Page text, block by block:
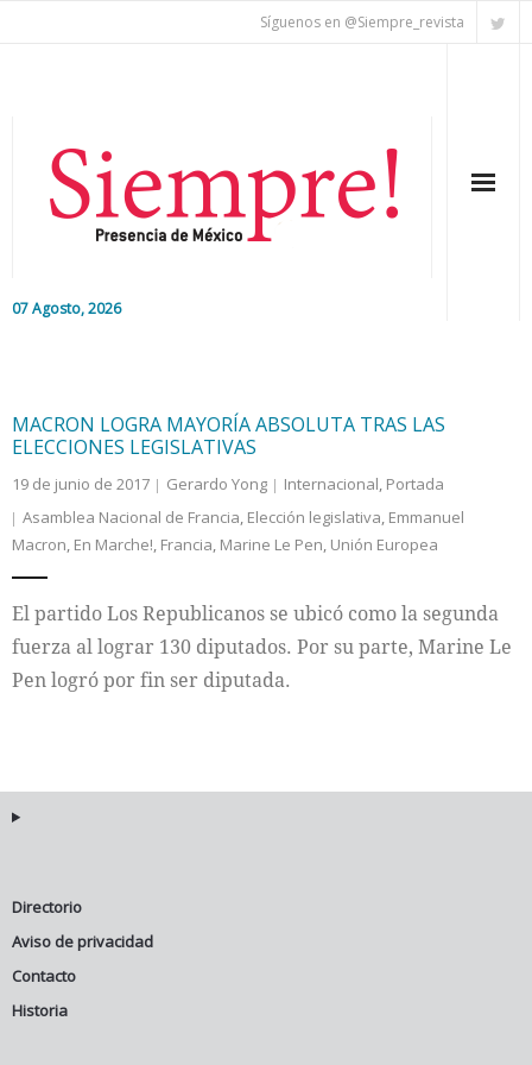
Síguenos en @Siempre_revista
07 Agosto, 2026
Colaboradores
Cultura
MACRON LOGRA MAYORÍA ABSOLUTA TRAS LAS
ELECCIONES LEGISLATIVAS
19 de junio de 2017 Gerardo Yong Internacional, Portada
Asamblea Nacional de Francia, Elección legislativa, Emmanuel
Macron, En Marche!, Francia, Marine Le Pen, Unión Europea
El partido Los Republicanos se ubicó como la segunda
fuerza al lograr 130 diputados. Por su parte, Marine Le
Pen logró por fin ser diputada.
Directorio
Aviso de privacidad
Contacto
Historia